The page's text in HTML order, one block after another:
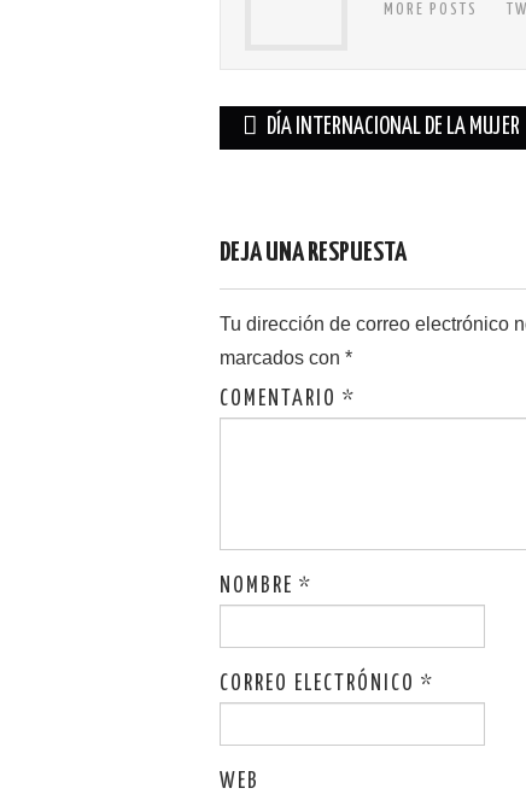
MORE POSTS
DÍA INTERNACIONAL DE LA MUJER
DEJA UNA RESPUESTA
Tu dirección de correo electrónico
marcados con *
COMENTARIO *
NOMBRE *
CORREO ELECTRÓNICO *
WEB